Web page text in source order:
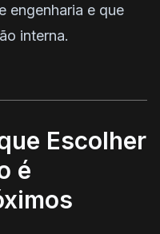
engenharia e que
interna.
Escolher
é